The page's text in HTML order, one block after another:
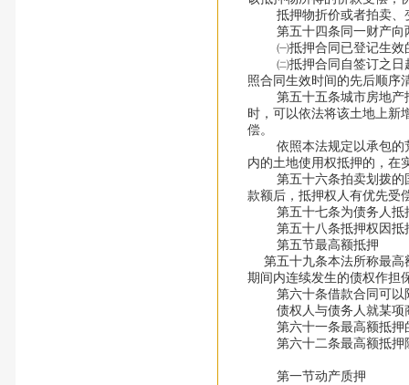
抵押物折价或者拍卖、变
第五十四条同一财产向两
㈠抵押合同已登记生效的
㈡抵押合同自签订之日起
照合同生效时间的先后顺序
第五十五条城市房地产抵
时，可以依法将该土地上新
偿。
依照本法规定以承包的荒
内的土地使用权抵押的，在
第五十六条拍卖划拨的国
款额后，抵押权人有优先受
第五十七条为债务人抵押
第五十八条抵押权因抵押
第五节最高额抵押
第五十九条本法所称最高
期间内连续发生的债权作担
第六十条借款合同可以
债权人与债务人就某项商
第六十一条最高额抵押
第六十二条最高额抵押除
第一节动产质押